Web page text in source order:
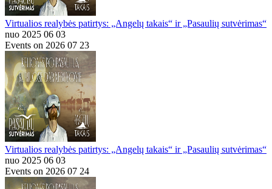
Virtualios realybės patirtys: „Angelų takais“ ir „Pasaulių sutvėrimas“
nuo 2025 06 03
Events on 2026 07 23
Virtualios realybės patirtys: „Angelų takais“ ir „Pasaulių sutvėrimas“
nuo 2025 06 03
Events on 2026 07 24